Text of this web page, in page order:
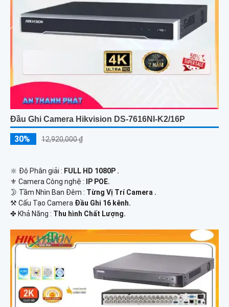
Đầu Ghi Camera Hikvision DS-7616NI-K2/16P
30% 12,920,000 ₫
🔆 Độ Phân giải : FULL HD 1080P .
⚜️ Camera Công nghệ :
IP POE.
🌛 Tầm Nhìn Ban Đêm : Từng Vị Trí Camera .
⚒ Cấu Tạo Camera Đầu Ghi 16 kênh.
️✤ Khả Năng : Thu hình Chất Lượng.